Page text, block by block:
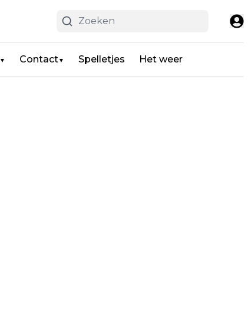
▼ Contact▼ Spelletjes Het weer